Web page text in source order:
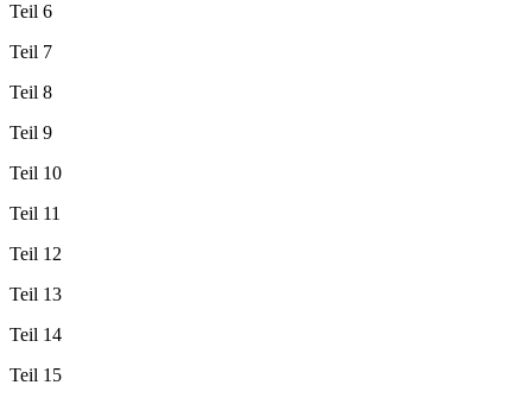
Teil 6
Teil 7
Teil 8
Teil 9
Teil 10
Teil 11
Teil 12
Teil 13
Teil 14
Teil 15